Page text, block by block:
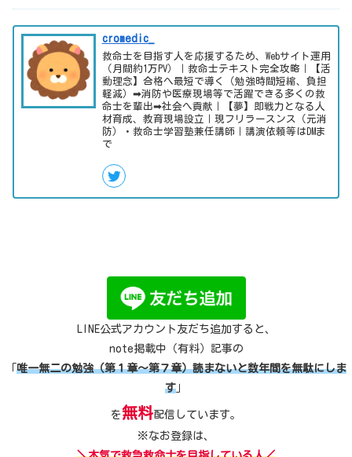
cromedic_
救命士を目指す人を応援するため、Webサイト運用
（月間約1万PV）｜救命士テキスト完全攻略｜【活
動理念】合格へ最短で導く（勉強時間短縮、負担
軽減）➡消防や医療現場等で活躍できる多くの救
命士を輩出➡社会へ貢献｜【夢】即戦力となる人
材育成、教育現場設立｜現フリラースンス（元消
防）・救命士学習塾兼任講師｜講演依頼等はDMま
で
LINE公式アカウント友だち追加すると、
note掲載中（有料）記事の
唯一無二の勉強（第１章～第７章）読まないと数年間を無駄にしま
す
を無料配信しています。
※なお登録は、